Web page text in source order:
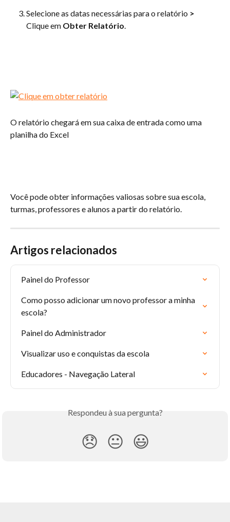
Selecione as datas necessárias para o relatório >
Clique em Obter Relatório.
O relatório chegará em sua caixa de entrada como uma
planilha do Excel
Você pode obter informações valiosas sobre sua escola,
turmas, professores e alunos a partir do relatório.
Artigos relacionados
Painel do Professor
Como posso adicionar um novo professor a minha
escola?
Painel do Administrador
Visualizar uso e conquistas da escola
Educadores - Navegação Lateral
Respondeu à sua pergunta?
😞 😐 😃